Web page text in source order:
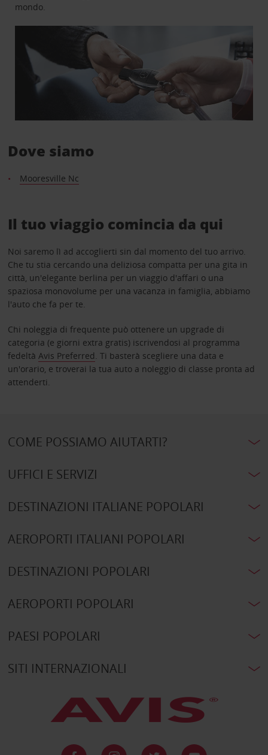
mondo.
Dove siamo
Mooresville Nc
Il tuo viaggio comincia da qui
Noi saremo lì ad accoglierti sin dal momento del tuo arrivo.
Che tu stia cercando una deliziosa compatta per una gita in
città, un'elegante berlina per un viaggio d'affari o una
spaziosa monovolume per una vacanza in famiglia, abbiamo
l'auto che fa per te.
Chi noleggia di frequente può ottenere un upgrade di
categoria (e giorni extra gratis) iscrivendosi al programma
fedeltà Avis Preferred. Ti basterà scegliere una data e
un'orario, e troverai la tua auto a noleggio di classe pronta ad
attenderti.
COME POSSIAMO AIUTARTI?
UFFICI E SERVIZI
DESTINAZIONI ITALIANE POPOLARI
AEROPORTI ITALIANI POPOLARI
DESTINAZIONI POPOLARI
AEROPORTI POPOLARI
PAESI POPOLARI
SITI INTERNAZIONALI